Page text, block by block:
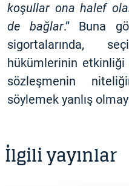
koşullar ona halef
de bağlar.” Buna
sigortalarında,
hükümlerinin etkinliği
sözleşmenin
söylemek yanlış
İlgili yayınlar